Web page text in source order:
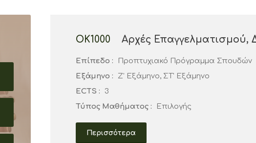
ΟΚ1000 Αρχές Επαγγελματισμού,
Επίπεδο :
Προπτυχιακό Πρόγραμμα Σπουδών
Εξάμηνο :
Ζ' Εξάμηνο, ΣΤ' Εξάμηνο
ECTS :
3
Τύπος Μαθήματος :
Επιλογής
Περισσότερα